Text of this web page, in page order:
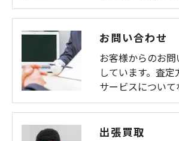
お問い合わせ
お客様からのお
しています。査
サービスについ
出張買取